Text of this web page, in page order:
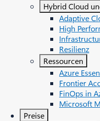
Hybrid Cloud
Adaptive
High
Resilienz
Ressourcen
Azure
Frontier
FinOps in
Microsoft
Preise